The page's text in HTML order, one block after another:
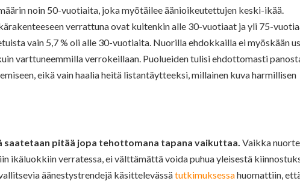
noin 50-vuotiaita, joka myötäilee äänioikeutettujen keski-ikää.
verrattuna ovat kuitenkin alle 30-vuotiaat ja yli 75-
vain 5,7 % oli alle 30-vuotiaita. Nuorilla ehdokkailla ei myöskään
varttuneemmilla verrokeillaan. Puolueiden tulisi ehdottomasti
eikä vain haalia heitä listantäytteeksi, millainen kuva harmillisen
saatetaan pitää jopa tehottomana tapana vaikuttaa. Vaikka
ikäluokkiin verratessa, ei välttämättä voida puhua yleisestä
äänestystrendejä käsittelevässätutkimuksessahuomattiin,